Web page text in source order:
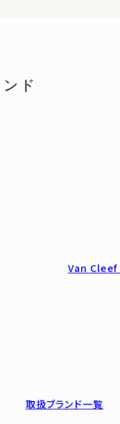
ド
Van
取扱ブランド一覧